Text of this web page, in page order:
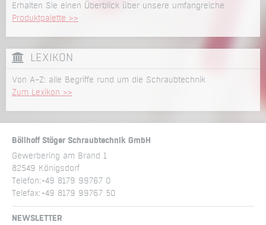
Erhalten Sie einen Überblick über unsere umfangreiche
Produktpalette >>
LEXIKON
Von A–Z: alle Begriffe rund um die Schraubtechnik
Zum Lexikon >>
Böllhoff Stöger Schraubtechnik GmbH
Gewerbering am Brand 1
82549 Königsdorf
Telefon:+49 8179 99767 0
Telefax:+49 8179 99767 50
NEWSLETTER